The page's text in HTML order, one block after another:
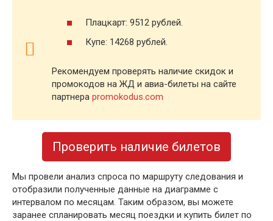
Плацкарт: 9512 рублей.
Купе: 14268 рублей.
Рекомендуем проверять наличие скидок и
промокодов на ЖД и авиа-билеты на сайте
партнера promokodus.com
Проверить наличие билетов
Мы провели анализ спроса по маршруту следования и
отобразили полученные данные на диаграмме с
интервалом по месяцам. Таким образом, вы можете
заранее спланировать месяц поездки и купить билет по